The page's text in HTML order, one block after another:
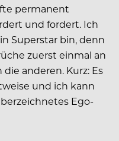
permanent
und fordert. Ich
Superstar bin, denn
zuerst einmal an
anderen. Kurz: Es
und ich kann
Ego-